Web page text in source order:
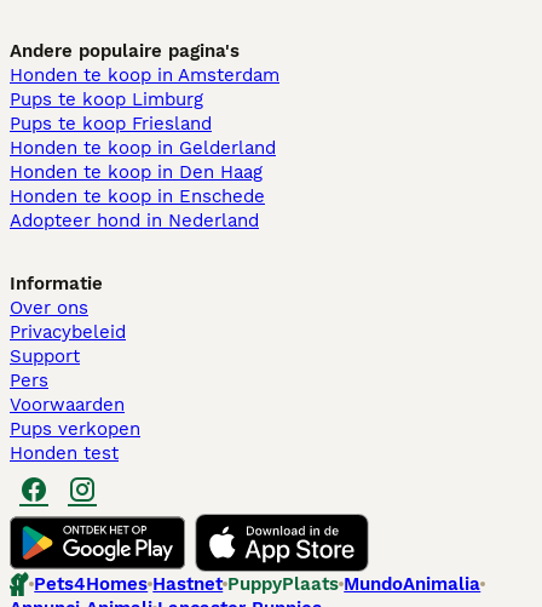
Andere populaire pagina's
Honden te koop in Amsterdam
Pups te koop Limburg​
Pups te koop Friesland​
Honden te koop in Gelderland
Honden te koop in Den Haag
Honden te koop in Enschede
Adopteer hond in Nederland
Informatie
Over ons
Privacybeleid
Support
Pers
Voorwaarden
Pups verkopen
Honden test
Pets4Homes Hastnet PuppyPlaats MundoAnimalia